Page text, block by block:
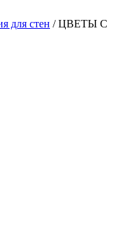
для стен /ЦВЕТЫ С